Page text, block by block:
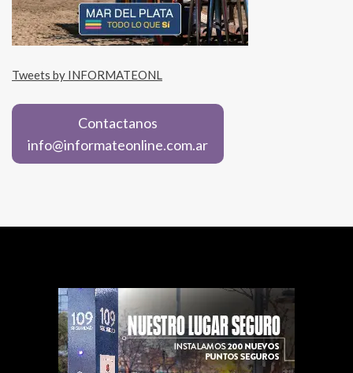
Tweets by INFORMATEONL
Contactanos
info@informateonline.com.ar